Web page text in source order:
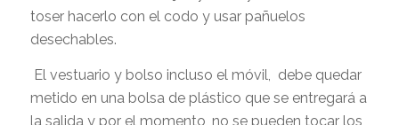
toser hacerlo con el codo y usar pañuelos
desechables.
El vestuario y bolso incluso el móvil, debe quedar
metido en una bolsa de plástico que se entregará a
la salida y por el momento, no se pueden tocar los